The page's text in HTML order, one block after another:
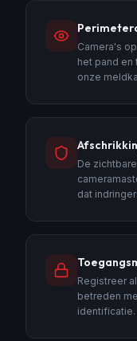
Camera's
het pand en
onze
De
dat
Registreer
betreden
identificatie.